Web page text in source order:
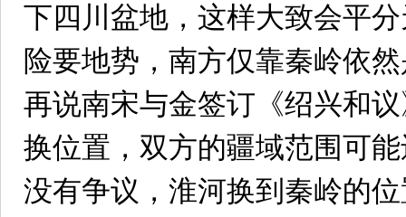
下四川盆地，这样大致会平
险要地势，南方仅靠秦岭依
再说南宋与金签订《绍兴和
换位置，双方的疆域范围可
没有争议，淮河换到秦岭的